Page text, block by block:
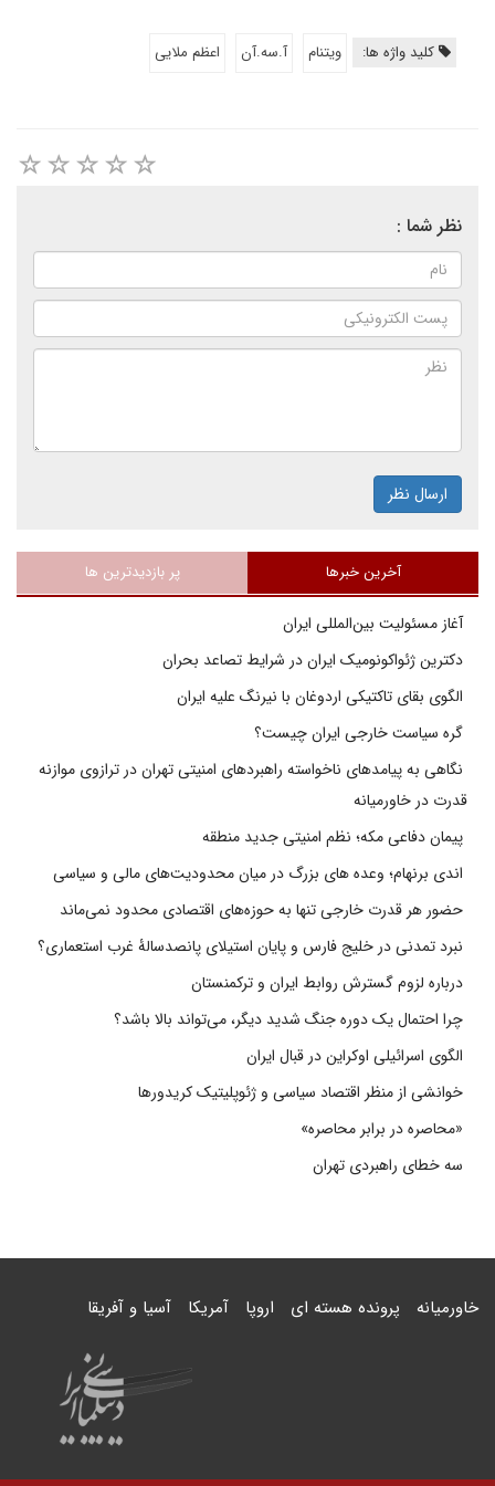
کلید واژه ها: ویتنام آ.سه.آن اعظم ملایی
نظر شما :
ارسال نظر
آخرین خبرها پر بازدیدترین ها
آغاز مسئولیت بین‌المللی ایران
دکترین ژئواکونومیک ایران در شرایط تصاعد بحران
الگوی بقای تاکتیکی اردوغان با نیرنگ علیه ایران
گره سیاست خارجی ایران چیست؟
نگاهی به پیامدهای ناخواسته راهبردهای امنیتی تهران در ترازوی موازنه
قدرت در خاورمیانه
پیمان دفاعی مکه؛ نظم امنیتی جدید منطقه
اندی برنهام؛ وعده های بزرگ در میان محدودیت‌های مالی و سیاسی
حضور هر قدرت خارجی تنها به حوزه‌های اقتصادی محدود نمی‌ماند
نبرد تمدنی در خلیج فارس و پایان استیلای پانصدسالۀ غرب استعماری؟
درباره لزوم گسترش روابط ایران و ترکمنستان
چرا احتمال یک دوره جنگ شدید دیگر، می‌تواند بالا باشد؟
الگوی اسرائیلی اوکراین در قبال ایران
خوانشی از منظر اقتصاد سیاسی و ژئوپلیتیک کریدورها
«محاصره در برابر محاصره»
سه خطای راهبردی تهران
خاورمیانه پرونده هسته ای اروپا آمریکا آسیا و آفریقا